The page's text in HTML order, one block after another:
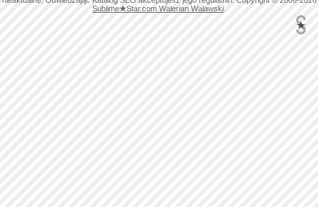
Sublime★Star.com Walerian Walawski